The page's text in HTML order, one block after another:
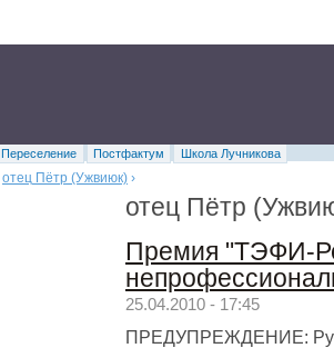
Переселение Постфактум
Школа Лучникова
отец Пётр (Ужвиюк) ›
отец Пётр
Премия "ТЭФИ-
25.04.2010 - 17:45
ПРЕДУПРЕЖДЕНИЕ: